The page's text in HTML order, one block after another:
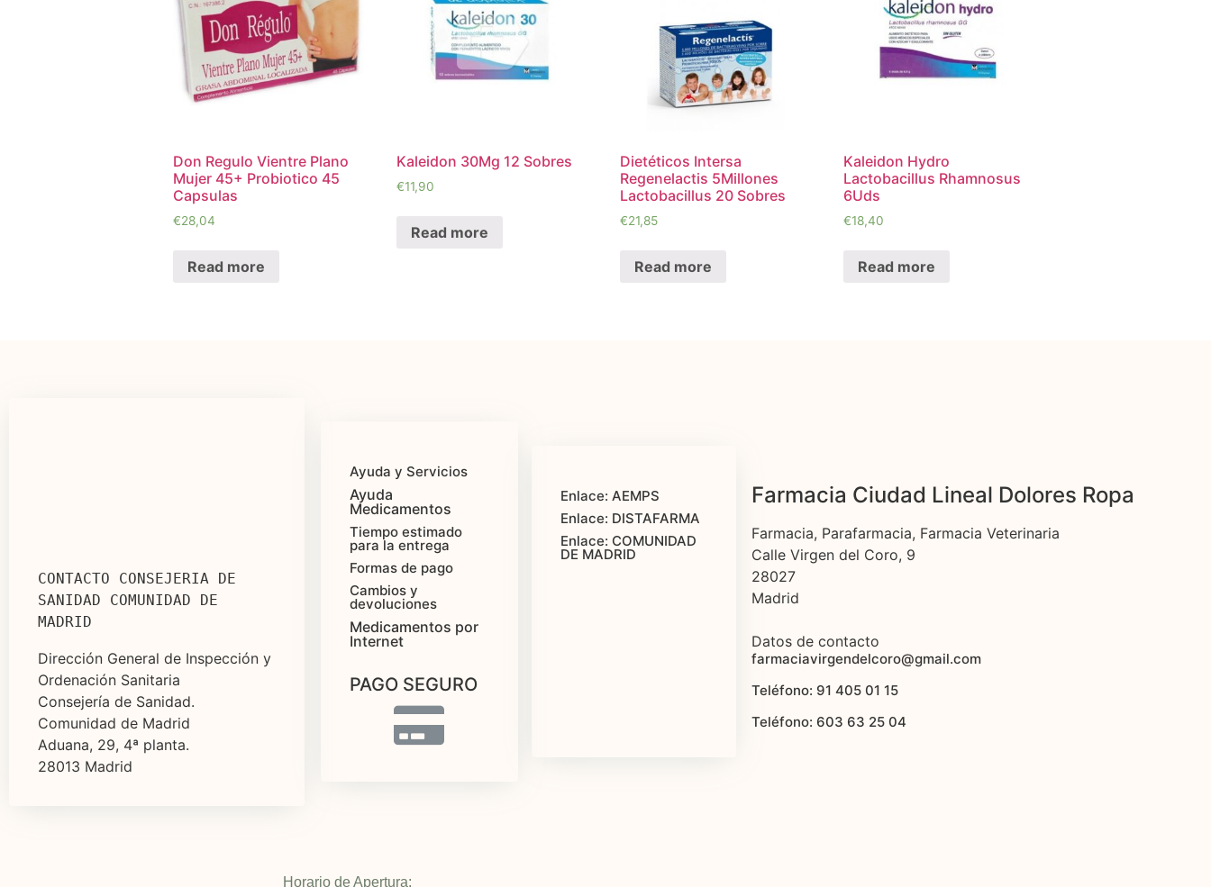
Don Regulo Vientre Plano
Mujer 45+ Probiotico 45
Capsulas
€28,04
Read more
Kaleidon 30Mg 12 Sobres
€11,90
Read more
Dietéticos Intersa
Regenelactis 5Millones
Lactobacillus 20 Sobres
€21,85
Read more
Kaleidon Hydro
Lactobacillus Rhamnosus
6Uds
€18,40
Read more
CONTACTO CONSEJERIA DE
SANIDAD COMUNIDAD DE
MADRID
Dirección General de Inspección y
Ordenación Sanitaria
Consejería de Sanidad.
Comunidad de Madrid
Aduana, 29, 4ª planta.
28013 Madrid
Ayuda y Servicios
Ayuda
Medicamentos
Tiempo estimado
para la entrega
Formas de pago
Cambios y
devoluciones
Medicamentos por
Internet
PAGO SEGURO
Enlace: AEMPS
Enlace: DISTAFARMA
Enlace: COMUNIDAD
DE MADRID
Farmacia Ciudad Lineal Dolores Ropa
Farmacia, Parafarmacia, Farmacia Veterinaria
Calle Virgen del Coro, 9
28027
Madrid
Datos de contacto
farmaciavirgendelcoro@gmail.com
Teléfono: 91 405 01 15
Teléfono: 603 63 25 04
Horario de Apertura: